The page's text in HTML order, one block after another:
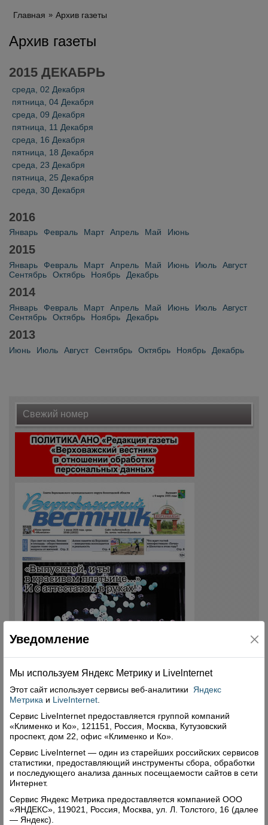
Главная Архив газеты
Архив газеты
2015 ДЕКАБРЬ
среда, 02 Декабря
пятница, 04 Декабря
среда, 09 Декабря
пятница, 11 Декабря
среда, 16 Декабря
пятница, 18 Декабря
среда, 23 Декабря
пятница, 25 Декабря
среда, 30 Декабря
2016
Январь Февраль Март Апрель Май Июнь
2015
Январь Февраль Март Апрель Май Июнь Июль
Август
Сентябрь
Октябрь Ноябрь Декабрь
2014
Январь Февраль Март Апрель Май Июнь Июль
Август
Сентябрь
Октябрь Ноябрь Декабрь
2013
Июнь Июль Август Сентябрь Октябрь Ноябрь Декабрь
Свежий номер
Уведомление
Мы используем Яндекс Метрику и Livelnternet
Этот сайт использует сервисы веб-аналитики
Яндекс
Метрика и LiveInternet
Сервис LiveInternet предоставляется группой компаний
«Клименко и Ко», 121151, Россия, Москва, Кутузовский
проспект, дом 22, офис «Клименко и Ко».
Сервис LiveInternet — один из старейших российских сервисов
статистики, предоставляющий инструменты сбора, обработки
и последующего анализа данных посещаемости сайтов в сети
Интернет.
Сервис Яндекс Метрика предоставляется компанией ООО
«ЯНДЕКС», 119021, Россия, Москва, ул. Л. Толстого, 16 (далее
— Яндекс).